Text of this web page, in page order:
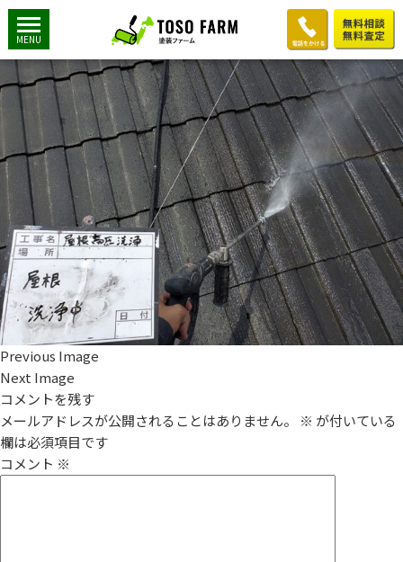
MENU
屋根高圧洗浄
2019年7月18日
1200 × 900M様邸：屋根塗装工事
Previous Image
Next Image
コメントを残す
メールアドレスが公開されることはありません。
※ が付いている
欄は必須項目です
コメント ※